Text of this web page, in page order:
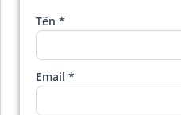
Tên *
Email *